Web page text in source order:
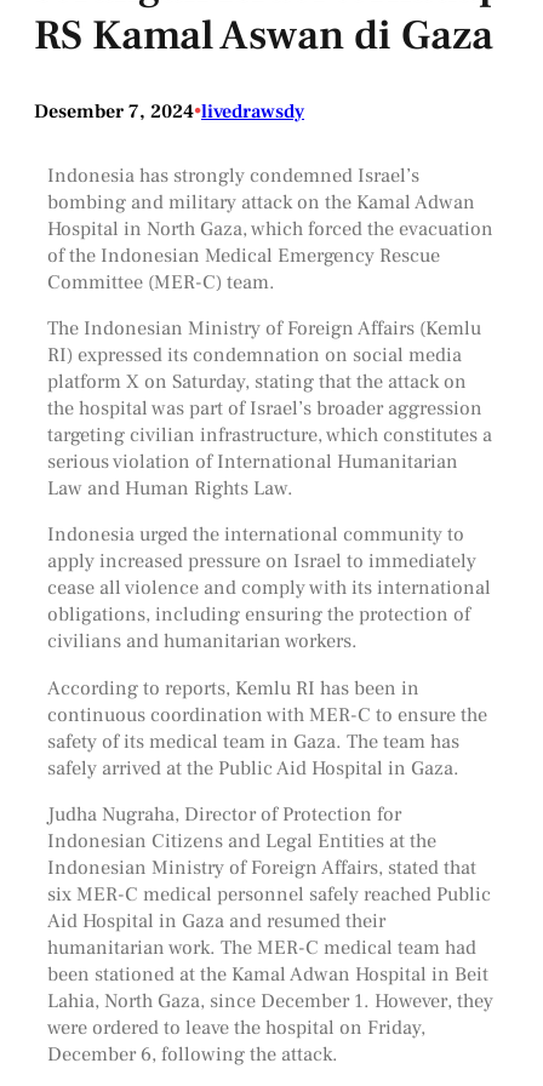
RS Kamal Aswan di Gaza
Desember 7, 2024•livedrawsdy
Indonesia has strongly condemned Israel’s
bombing and military attack on the Kamal Adwan
Hospital in North Gaza, which forced the evacuation
of the Indonesian Medical Emergency Rescue
Committee (MER-C) team.
The Indonesian Ministry of Foreign Affairs (Kemlu
RI) expressed its condemnation on social media
platform X on Saturday, stating that the attack on
the hospital was part of Israel’s broader aggression
targeting civilian infrastructure, which constitutes a
serious violation of International Humanitarian
Law and Human Rights Law.
Indonesia urged the international community to
apply increased pressure on Israel to immediately
cease all violence and comply with its international
obligations, including ensuring the protection of
civilians and humanitarian workers.
According to reports, Kemlu RI has been in
continuous coordination with MER-C to ensure the
safety of its medical team in Gaza. The team has
safely arrived at the Public Aid Hospital in Gaza.
Judha Nugraha, Director of Protection for
Indonesian Citizens and Legal Entities at the
Indonesian Ministry of Foreign Affairs, stated that
six MER-C medical personnel safely reached Public
Aid Hospital in Gaza and resumed their
humanitarian work. The MER-C medical team had
been stationed at the Kamal Adwan Hospital in Beit
Lahia, North Gaza, since December 1. However, they
were ordered to leave the hospital on Friday,
December 6, following the attack.